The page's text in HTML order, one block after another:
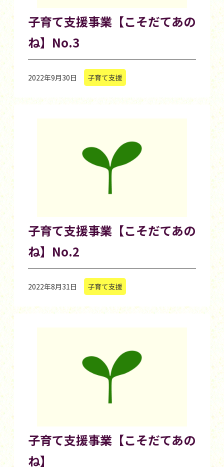
子育て支援事業【こそだてあの
ね】No.3
2022年9月30日 子育て支援
子育て支援事業【こそだてあの
ね】No.2
2022年8月31日 子育て支援
子育て支援事業【こそだてあの
ね】